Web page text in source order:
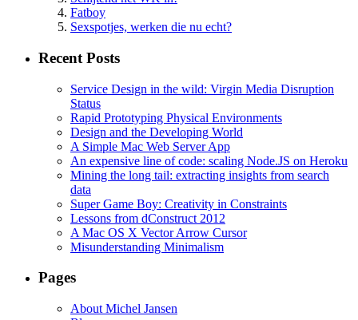
Fatboy
Sexspotjes, werken die nu echt?
Recent Posts
Service Design in the wild: Virgin Media Disruption
Status
Rapid Prototyping Physical Environments
Design and the Developing World
A Simple Mac Web Server App
An expensive line of code: scaling Node.JS on Heroku
Mining the long tail: extracting insights from search
data
Super Game Boy: Creativity in Constraints
Lessons from dConstruct 2012
A Mac OS X Vector Arrow Cursor
Misunderstanding Minimalism
Pages
About Michel Jansen